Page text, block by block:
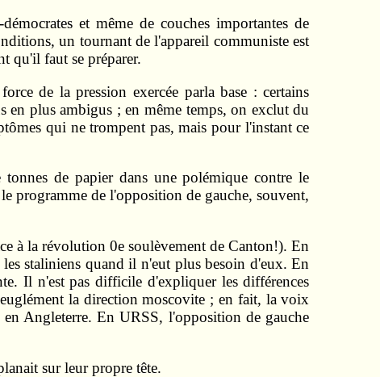
et même de couches importantes de
un tournant de l'appareil communiste est
qu'il faut se préparer.
de la pression exercée parla base : certains
en plus ambigus ; en même temps, on exclut du
qui ne trompent pas, mais pour l'instant ce
tonnes de papier dans une polémique contre le
programme de l'opposition de gauche, souvent,
à la révolution 0e soulèvement de Canton!). En
staliniens quand il n'eut plus besoin d'eux. En
Il n'est pas difficile d'expliquer les différences
la direction moscovite ; en fait, la voix
Angleterre. En URSS, l'opposition de gauche
sur leur propre tête.